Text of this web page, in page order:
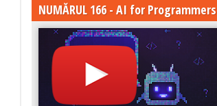
NUMĂRUL 166 - AI for Programmers